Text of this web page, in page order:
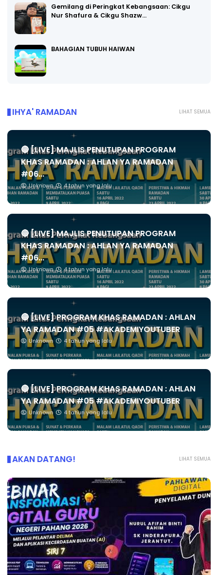
Gemilang di Peringkat Kebangsaan: Cikgu
Nur Shafura & Cikgu Shazw…
BAHAGIAN TUBUH HAIWAN
LIHAT SEMUA
IHYA' RAMADAN
🔴 [LIVE] MAJLIS PENUTUPAN PROGRAM
KHAS RAMADAN : AHLAN YA RAMADAN
#06...
Unknown 4 tahun yang lalu
🔴 [LIVE] MAJLIS PENUTUPAN PROGRAM
KHAS RAMADAN : AHLAN YA RAMADAN
#06...
Unknown 4 tahun yang lalu
🔴 [LIVE] PROGRAM KHAS RAMADAN : AHLAN
YA RAMADAN #05 #AKADEMIYOUTUBER
Unknown 4 tahun yang lalu
🔴 [LIVE] PROGRAM KHAS RAMADAN : AHLAN
YA RAMADAN #05 #AKADEMIYOUTUBER
Unknown 4 tahun yang lalu
LIHAT SEMUA
AKAN DATANG!